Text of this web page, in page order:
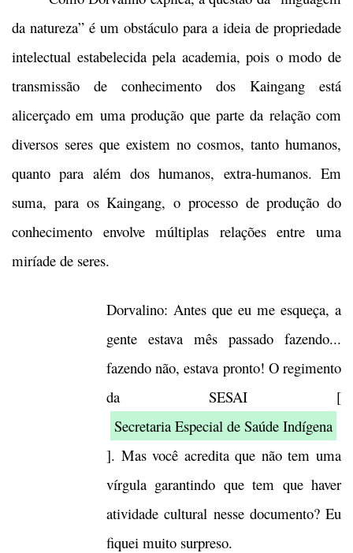
da natureza” é um obstáculo para a ideia de propriedade
intelectual estabelecida pela academia, pois o modo de
transmissão de conhecimento dos Kaingang está
alicerçado em uma produção que parte da relação com
diversos seres que existem no cosmos, tanto humanos,
quanto para além dos humanos, extra-humanos. Em
suma, para os Kaingang, o processo de produção do
conhecimento envolve múltiplas relações entre uma
miríade de seres.
Dorvalino: Antes que eu me esqueça, a
gente estava mês passado fazendo...
fazendo não, estava pronto! O regimento
da SESAI [
Secretaria Especial de Saúde Indígena
]. Mas você acredita que não tem uma
vírgula garantindo que tem que haver
atividade cultural nesse documento? Eu
fiquei muito surpreso.